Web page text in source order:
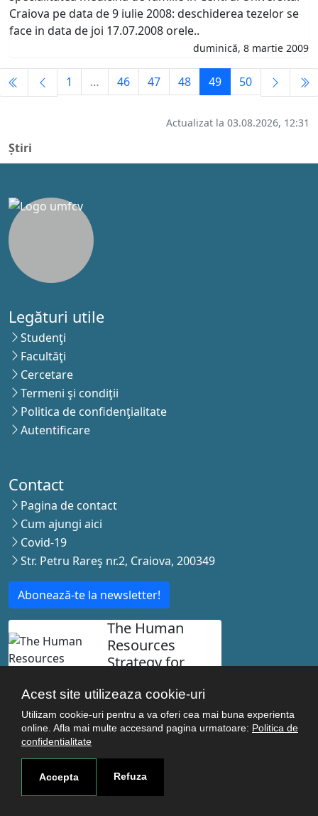
Acest site utilizeaza cookie-uri
Utilizam cookie-uri pentru a va oferi cea mai buna experienta
online. Afla mai multe accesand pagina urmatoare: Politica de
confidentialitate
Accepta Refuza
Știri
Craiova pe data de 9 iulie 2008: deschiderea tezelor se
face in data de joi 17.07.2008 orele..
duminică, 8 martie 2009
1 … 46 47 48 49 50
Actualizat la 03.08.2026, 12:31
Legături utile
Studenţi
Facultăţi
Cercetare
Termeni şi condiţii
Politica de confidenţialitate
Autentificare
Contact
Pagina de contact
Cum ajungi aici
Covid-19
Str. Petru Rareş nr.2, Craiova, 200349
Abonează-te la newsletter!
The Human
Resources
Strategy for
© Copyright 2021-2026 Toate drepturile rezervate -
deAcron Soft